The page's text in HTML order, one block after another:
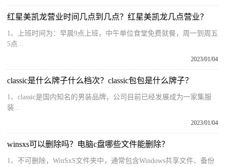
红星美凯龙营业时间几点到几点？红星美凯龙几点营业？
1、上班时间为：早晨9点上班，中午单位食堂免费就餐，周一到周五
5点...
2023/01/04
classic是什么牌子什么档次？classic包包是什么牌子？
1、classic是国内知名的男装品牌，公司目前已经发展成为一家集服
装...
2023/01/04
winsxs可以删除吗？电脑c盘哪些文件能删除？
1、不可删除，WinSxS文件夹中，通常包含Windows共享文件、备份